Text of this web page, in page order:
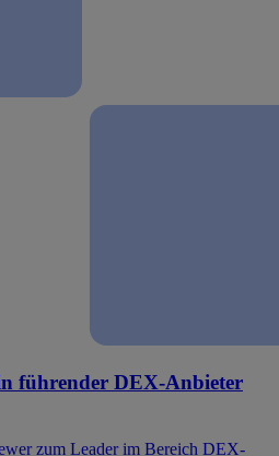
führender DEX-Anbieter
zum Leader im Bereich DEX-